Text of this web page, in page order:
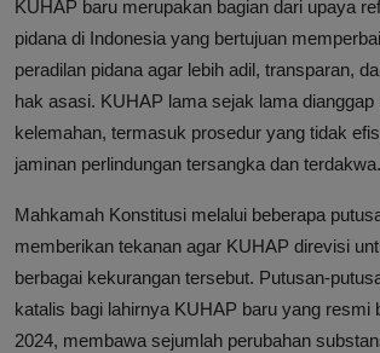
KUHAP baru merupakan bagian dari upaya
pidana di Indonesia yang bertujuan
peradilan pidana agar lebih adil, transparan,
hak asasi. KUHAP lama sejak lama dianggap
kelemahan, termasuk prosedur yang tidak
jaminan perlindungan tersangka dan terdakwa.
Mahkamah Konstitusi melalui beberapa
memberikan tekanan agar KUHAP direvisi
berbagai kekurangan tersebut. Putusan-
katalis bagi lahirnya KUHAP baru yang resmi
2024, membawa sejumlah perubahan